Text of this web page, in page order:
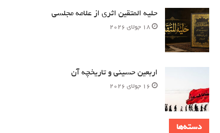
حلیه المتقین اثری از علامه مجلسی
18 جولای 2026
اربعین حسینی و تاریخچه آن
16 جولای 2026
دسته‌ها